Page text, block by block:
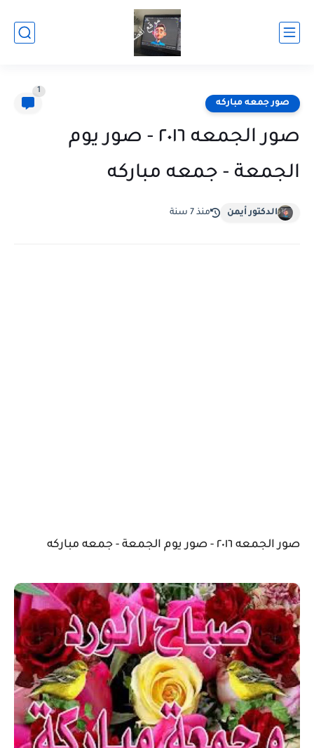
صور جمعه مباركه
1
صور الجمعه ٢٠١٦ - صور يوم
الجمعة - جمعه مباركه
الدكتور أيمن منذ 7 سنة
صور الجمعه ٢٠١٦ - صور يوم الجمعة - جمعه مباركه